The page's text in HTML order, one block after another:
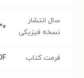
سال انتشار
نسخه فیزیکی
فرمت کتاب